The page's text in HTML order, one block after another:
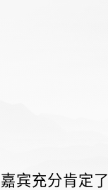
嘉宾充分肯定了